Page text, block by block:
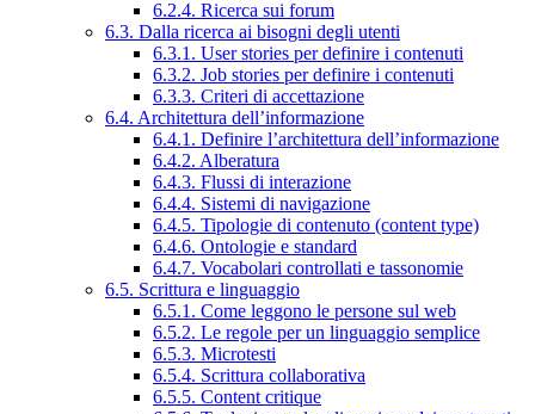
6.2.4. Ricerca sui forum
6.3. Dalla ricerca ai bisogni degli utenti
6.3.1. User stories per definire i contenuti
6.3.2. Job stories per definire i contenuti
6.3.3. Criteri di accettazione
6.4. Architettura dell’informazione
6.4.1. Definire l’architettura dell’informazione
6.4.2. Alberatura
6.4.3. Flussi di interazione
6.4.4. Sistemi di navigazione
6.4.5. Tipologie di contenuto (content type)
6.4.6. Ontologie e standard
6.4.7. Vocabolari controllati e tassonomie
6.5. Scrittura e linguaggio
6.5.1. Come leggono le persone sul web
6.5.2. Le regole per un linguaggio semplice
6.5.3. Microtesti
6.5.4. Scrittura collaborativa
6.5.5. Content critique